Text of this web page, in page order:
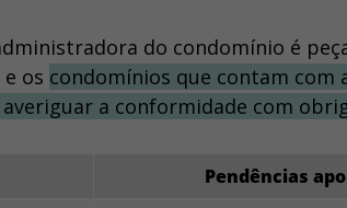
do condomínio é
os condomínios que contam com
a conformidade com
Pendências